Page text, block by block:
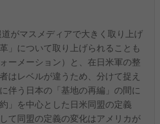
がマスメディアで大きく取り上げ
」について取り上げられることも
ーメーション）と、在日米軍の整
はレベルが違うため、分けて捉え
伴う日本の「基地の再編」の間に
」を中心とした日米同盟の定義
て同盟の定義の変化はアメリカが